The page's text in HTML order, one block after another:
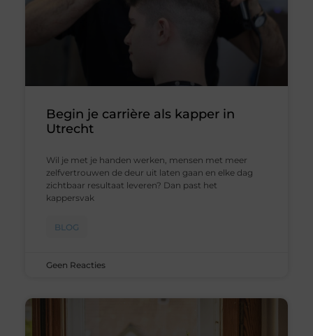
Begin je carrière als kapper in
Utrecht
Wil je met je handen werken, mensen met meer
zelfvertrouwen de deur uit laten gaan en elke dag
zichtbaar resultaat leveren? Dan past het
kappersvak
BLOG
Geen Reacties